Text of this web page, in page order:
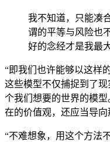
我不知道，只能凑
谓的平等与风险也
好的念经才是我最
“即我们也许能够以这样
这些模型不仅捕捉到了
个我们想要的世界的模
在的价值观，还应当导向
“不难想象，用这个方法